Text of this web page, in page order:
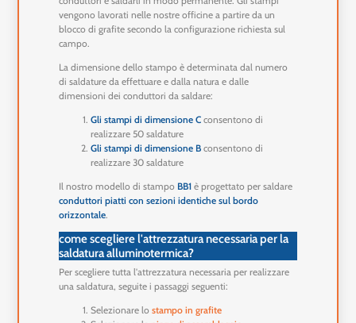
vengono lavorati nelle nostre officine a partire da un
blocco di grafite secondo la configurazione richiesta sul
campo.
La dimensione dello stampo è determinata dal numero
di saldature da effettuare e dalla natura e dalle
dimensioni dei conduttori da saldare:
Gli stampi di dimensione C consentono di
realizzare 50 saldature
Gli stampi di dimensione B consentono di
realizzare 30 saldature
Il nostro modello di stampo BB1 è progettato per saldare
conduttori piatti con sezioni identiche sul bordo
orizzontale.
come scegliere l'attrezzatura necessaria per la
saldatura alluminotermica?
Per scegliere tutta l'attrezzatura necessaria per realizzare
una saldatura, seguite i passaggi seguenti:
Selezionare lostampo in grafite